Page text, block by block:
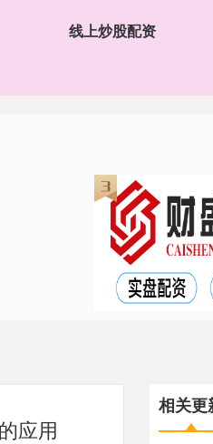
线上炒股配资
应用
相关更